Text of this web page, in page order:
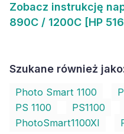
Zobacz instrukcję
890C / 1200C [HP
Szukane również
Photo Smart 1100
PS 1100
PS1100
PhotoSmart1100XI